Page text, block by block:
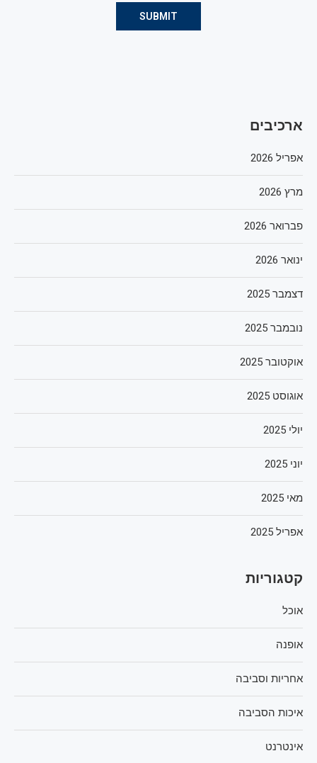
ארכיבים
אפריל 2026
מרץ 2026
פברואר 2026
ינואר 2026
דצמבר 2025
נובמבר 2025
אוקטובר 2025
אוגוסט 2025
יולי 2025
יוני 2025
מאי 2025
אפריל 2025
קטגוריות
אוכל
אופנה
אחריות וסביבה
איכות הסביבה
אינטרנט